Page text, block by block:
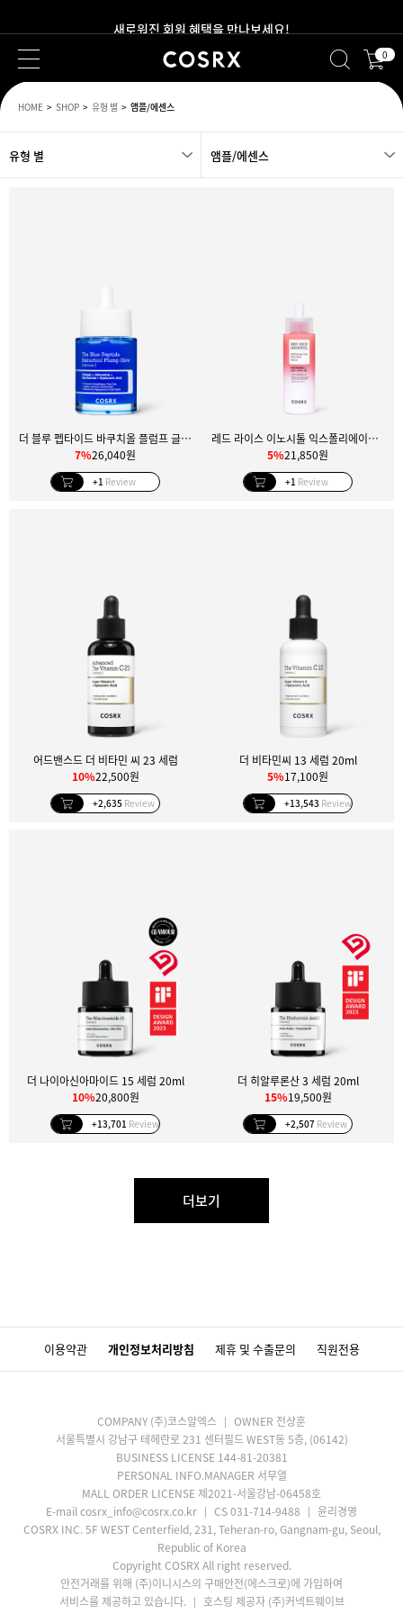
2만원 이상 무료 배송 0
HOME SHOP 유형 별 앰플/에센스
더 블루 펩타이드 바쿠치올 플럼프 글로우 세럼
7%26,040원
+1 Review
레드 라이스 이노시톨 익스폴리에이팅 케어 포어 필 세럼
5%21,850원
+1 Review
어드밴스드 더 비타민 씨 23 세럼
10%22,500원
+2,635 Review
더 비타민씨 13 세럼 20ml
5%17,100원
+13,543 Review
더 나이아신아마이드 15 세럼 20ml
10%20,800원
+13,701 Review
더 히알루론산 3 세럼 20ml
15%19,500원
+2,507 Review
더보기
이용약관 개인정보처리방침 제휴 및 수출문의 직원전용
COMPANY (주)코스알엑스
OWNER 전상훈
서울특별시 강남구 테헤란로 231 센터필드 WEST동 5층, (06142)
BUSINESS LICENSE 144-81-20381
PERSONAL INFO.MANAGER 서무열
MALL ORDER LICENSE 제2021-서울강남-06458호
E-mail cosrx_info@cosrx.co.kr
CS 031-714-9488
윤리경영
COSRX INC. 5F WEST Centerfield, 231, Teheran-ro, Gangnam-gu, Seoul,
Republic of Korea
Copyright COSRX All right reserved.
안전거래를 위해 (주)이니시스의 구매안전(에스크로)에 가입하여
서비스를 제공하고 있습니다.
호스팅 제공자 (주)커넥트웨이브